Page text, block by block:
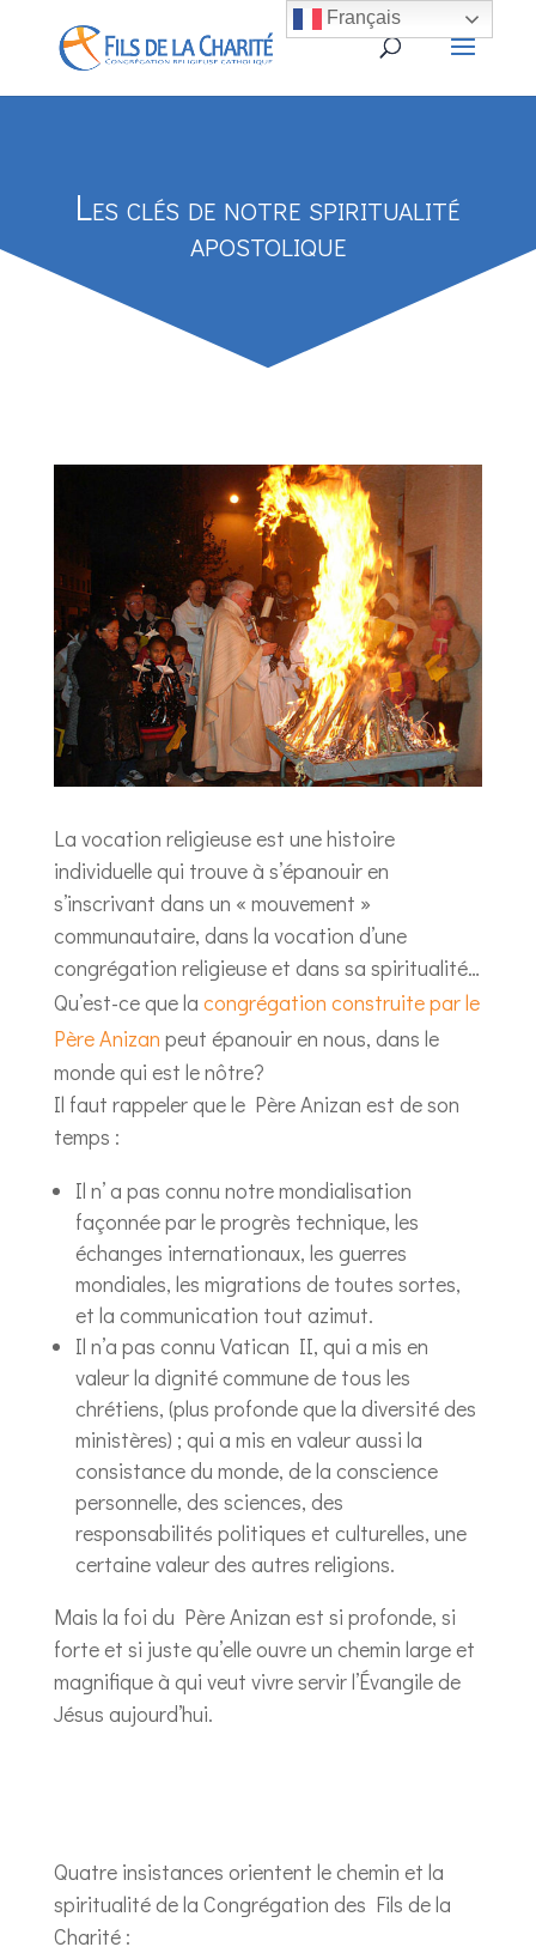
Les clés de notre spiritualité
apostolique
La vocation religieuse est une histoire
individuelle qui trouve à s’épanouir en
s’inscrivant dans un « mouvement »
communautaire, dans la vocation d’une
congrégation religieuse et dans sa spiritualité…
Qu’est-ce que la congrégation construite par le
Père Anizan peut épanouir en nous, dans le
monde qui est le nôtre?
Il faut rappeler que le Père Anizan est de son
temps :
Il n’ a pas connu notre mondialisation
façonnée par le progrès technique, les
échanges internationaux, les guerres
mondiales, les migrations de toutes sortes,
et la communication tout azimut.
Il n’a pas connu Vatican II, qui a mis en
valeur la dignité commune de tous les
chrétiens, (plus profonde que la diversité des
ministères) ; qui a mis en valeur aussi la
consistance du monde, de la conscience
personnelle, des sciences, des
responsabilités politiques et culturelles, une
certaine valeur des autres religions.
Mais la foi du Père Anizan est si profonde, si
forte et si juste qu’elle ouvre un chemin large et
magnifique à qui veut vivre servir l’Évangile de
Jésus aujourd’hui.
Quatre insistances orientent le chemin et la
spiritualité de la Congrégation des Fils de la
Charité :
Français